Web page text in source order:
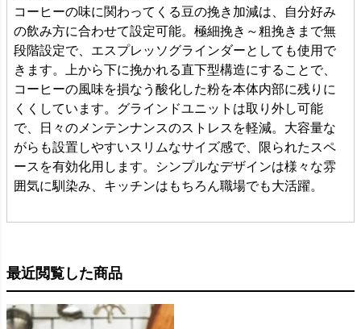
コーヒーの味に関わってくる豆の挽き加減は、自分好み
の飲み方に合わせて設定可能。極細挽き～粗挽きまで無
段階設定で、エスプレッソグラインダーとしても使用で
きます。上から下に挽かれる直下型構造にすることで、
コーヒーの風味を損なう酸化した粉を本体内部に残りに
くくしています。グラインドユニットは取り外し可能
で、日々のメンテンナンスのストレスを軽減。大容量な
がらも設置しやすいスリムなサイズ感で、限られたスペ
ースを有効化用します。シンプルなデザインは様々な雰
囲気に馴染み、キッチンはもちろん職場でも大活躍。
最近閲覧した商品